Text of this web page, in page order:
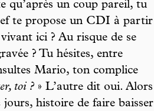
qu’après un coup pareil, tu
te propose un CDI à partir
ici ? Au risque de se
? Tu hésites, entre
Mario, ton complice
toi ? » L’autre dit oui. Alors
histoire de faire baisser